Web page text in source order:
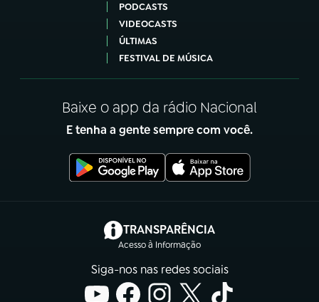
PODCASTS
VIDEOCASTS
ÚLTIMAS
FESTIVAL DE MÚSICA
Baixe o app da rádio Nacional
E tenha a gente sempre com você.
TRANSPARÊNCIA
Acesso à Informação
(abre em nova aba)
Siga-nos nas redes sociais